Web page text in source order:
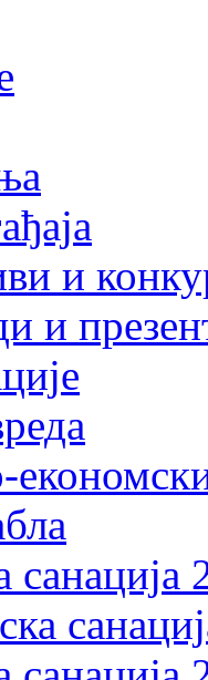
и
и
санација